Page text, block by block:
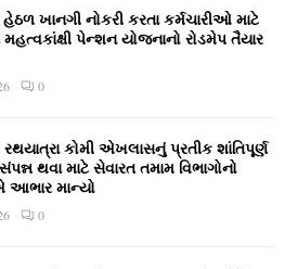
હેઠળ ખાનગી નોકરી કરતા કર્મચારીઓ માટે
પેન્શન યોજનાનો રોડમેપ તૈયાર
0
રથયાત્રા કોમી એખલાસનું પ્રતીક શાંતિપૂર્ણ
થવા માટે સેવારત તમામ વિભાગોનો
આભાર માન્યો
0